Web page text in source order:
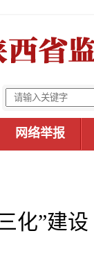
网络举报
化”建设